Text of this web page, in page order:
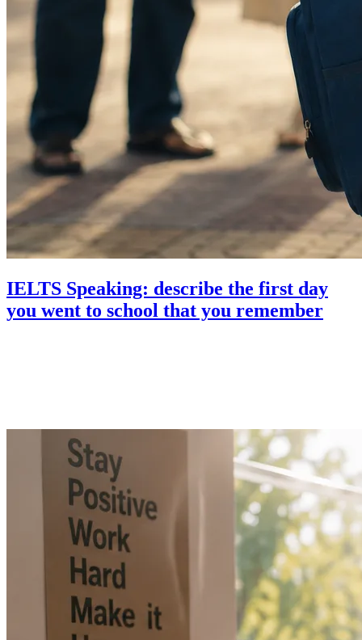
IELTS Speaking: describe the first day
you went to school that you remember